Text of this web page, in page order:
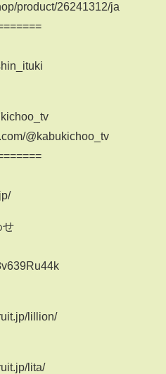
product/26241312/ja
@kabukichoo_tv
せ
lillion/
lita/